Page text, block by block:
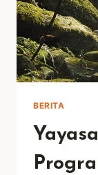
BERITA